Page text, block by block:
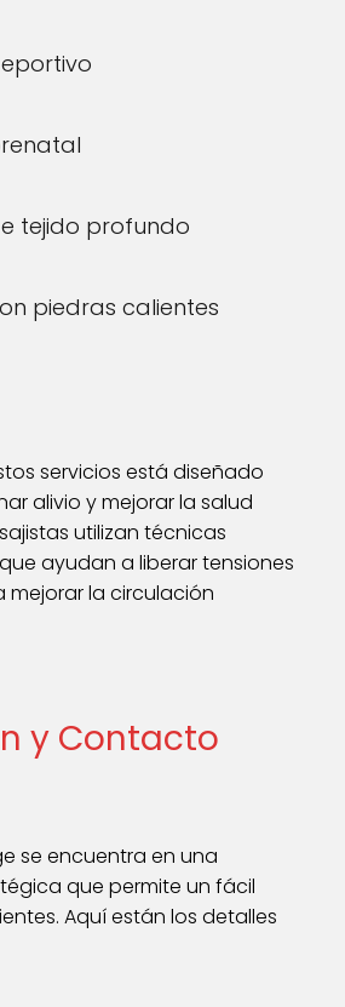
tejido profundo
piedras calientes
servicios está diseñado
alivio y mejorar la salud
utilizan técnicas
ayudan a liberar tensiones
mejorar la circulación
y Contacto
se encuentra en una
que permite un fácil
Aquí están los detalles